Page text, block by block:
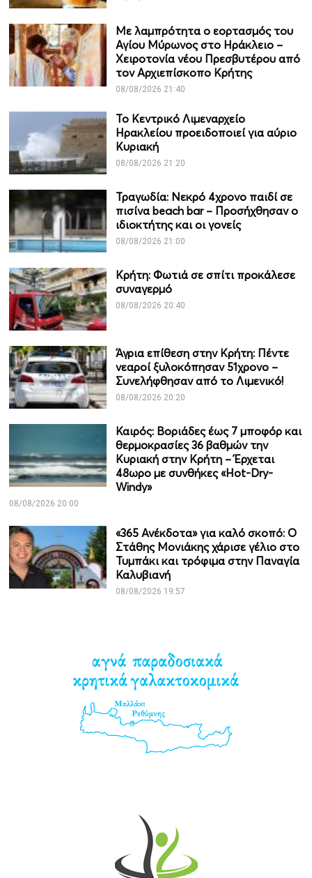
Με λαμπρότητα ο εορτασμός του
Αγίου Μύρωνος στο Ηράκλειο –
Χειροτονία νέου Πρεσβυτέρου από
τον Αρχιεπίσκοπο Κρήτης
08/08/2026 21:40
Το Κεντρικό Λιμεναρχείο
Ηρακλείου προειδοποιεί για αύριο
Κυριακή
08/08/2026 21:20
Τραγωδία: Νεκρό 4χρονο παιδί σε
πισίνα beach bar – Προσήχθησαν ο
ιδιοκτήτης και οι γονείς
08/08/2026 21:00
Κρήτη: Φωτιά σε σπίτι προκάλεσε
συναγερμό
08/08/2026 20:40
Άγρια επίθεση στην Κρήτη: Πέντε
νεαροί ξυλοκόπησαν 51χρονο –
Συνελήφθησαν από το Λιμενικό!
08/08/2026 20:20
Καιρός: Βοριάδες έως 7 μποφόρ και
θερμοκρασίες 36 βαθμών την
Κυριακή στην Κρήτη – Έρχεται
48ωρο με συνθήκες «Hot-Dry-
Windy»
08/08/2026 20:00
«365 Ανέκδοτα» για καλό σκοπό: Ο
Στάθης Μονιάκης χάρισε γέλιο στο
Τυμπάκι και τρόφιμα στην Παναγία
Καλυβιανή
08/08/2026 19:57